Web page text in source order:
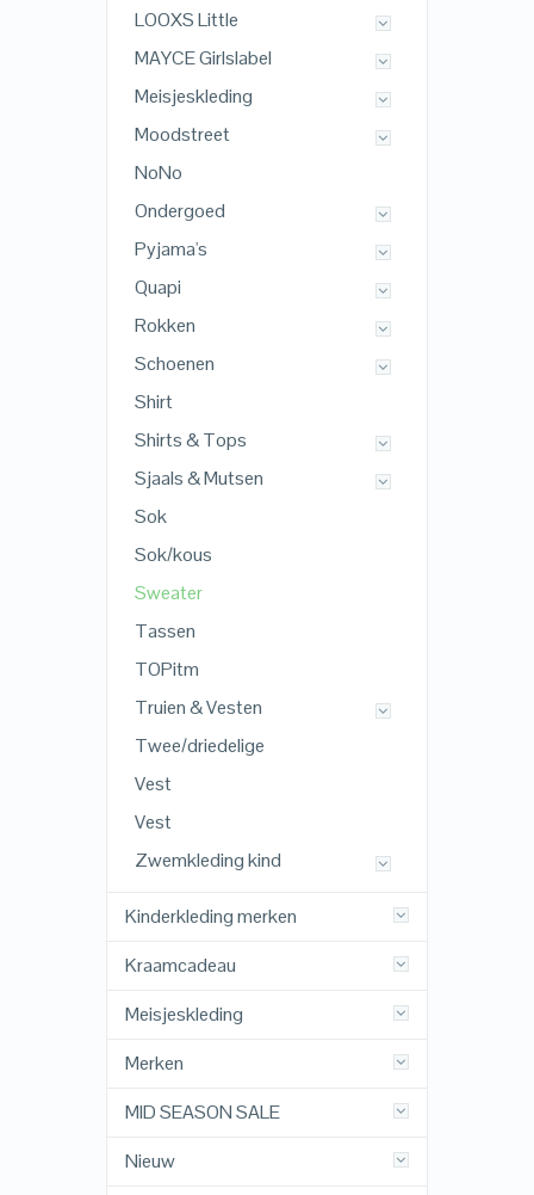
LOOXS Little
MAYCE Girlslabel
Meisjeskleding
Moodstreet
NoNo
Ondergoed
Pyjama's
Quapi
Rokken
Schoenen
Shirt
Shirts & Tops
Sjaals & Mutsen
Sok
Sok/kous
Sweater
Tassen
TOPitm
Truien & Vesten
Twee/driedelige
Vest
Vest
Zwemkleding kind
Kinderkleding merken
Kraamcadeau
Meisjeskleding
Merken
MID SEASON SALE
Nieuw